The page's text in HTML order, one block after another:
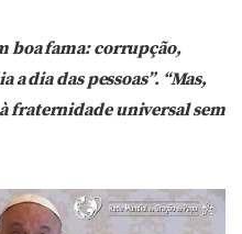
boa fama: corrupção,
a dia das pessoas”. “Mas,
fraternidade universal sem